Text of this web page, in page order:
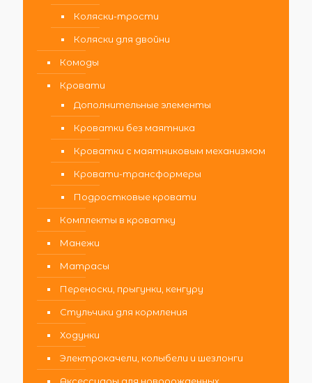
Коляски-трости
Коляски для двойни
Комоды
Кровати
Дополнительные элементы
Кроватки без маятника
Кроватки с маятниковым механизмом
Кровати-трансформеры
Подростковые кровати
Комплекты в кроватку
Манежи
Матрасы
Переноски, прыгунки, кенгуру
Стульчики для кормления
Ходунки
Электрокачели, колыбели и шезлонги
Аксессуары для новорожденных